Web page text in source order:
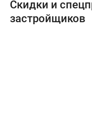
Скидки и
застройщиков